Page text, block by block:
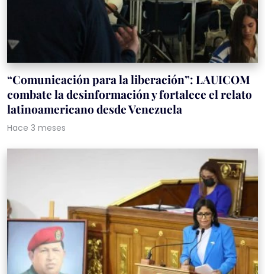
“Comunicación para la liberación”: LAUICOM
combate la desinformación y fortalece el relato
latinoamericano desde Venezuela
Hace 3 meses